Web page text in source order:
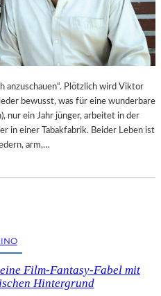
anzuschauen“. Plötzlich wird Viktor
bewusst, was für eine wunderbare
nur ein Jahr jünger, arbeitet in der
in einer Tabakfabrik. Beider Leben ist
arm,…
Film-Fantasy-Fabel mit
Hintergrund